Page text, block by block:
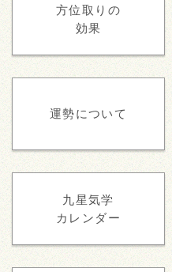
方位取りの
効果
運勢について
九星気学
カレンダー